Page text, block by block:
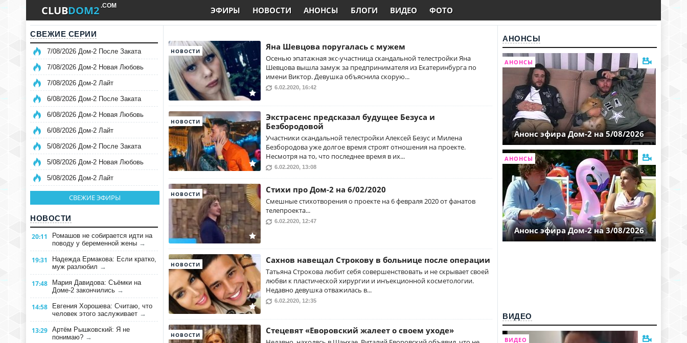
CLUBDOM2 .COM ЭФИРЫ НОВОСТИ АНОНСЫ БЛОГИ ВИДЕО ФОТО
СВЕЖИЕ СЕРИИ
7/08/2026 Дом-2 После Заката
7/08/2026 Дом-2 Новая Любовь
7/08/2026 Дом-2 Лайт
6/08/2026 Дом-2 После Заката
6/08/2026 Дом-2 Новая Любовь
6/08/2026 Дом-2 Лайт
5/08/2026 Дом-2 После Заката
5/08/2026 Дом-2 Новая Любовь
5/08/2026 Дом-2 Лайт
СВЕЖИЕ ЭФИРЫ
НОВОСТИ
20:11
Ромашов не собирается идти на
поводу у беременной жены →
19:31
Надежда Ермакова: Если кратко,
муж разлюбил →
17:48
Мария Давидова: Съёмки на
Доме-2 закончились →
14:58
Евгения Хорошева: Считаю, что
человек этого заслуживает →
13:29 Артём Рышковский: Я не
понимаю? →
НОВОСТИ Яна Шевцова поругалась с мужем
Осенью эпатажная экс-участница скандальной телестройки Яна
Шевцова вышла замуж за предпринимателя из Екатеринбурга по
имени Виктор. Девушка объяснила скорую...
6.02.2020, 16:42
НОВОСТИ
Экстрасенс предсказал будущее Безуса и
Безбородовой
Участники скандальной телестройки Алексей Безус и Милена
Безбородова уже долгое время строят отношения на проекте.
Несмотря на то, что последнее время в их...
6.02.2020, 13:08
НОВОСТИ Стихи про Дом-2 на 6/02/2020
Смешные стихотворения о проекте на 6 февраля 2020 от фанатов
телепроекта...
6.02.2020, 12:47
НОВОСТИ Сахнов навещал Строкову в больнице после операции
Татьяна Строкова любит себя совершенствовать и не скрывает своей
любви к пластической хирургии и инъекционной косметологии.
Недавно девушка отважилась в...
6.02.2020, 12:35
НОВОСТИ Стецевят «Еворовский жалеет о своем уходе»
АНОНСЫ
АНОНСЫ
Анонс эфира Дом-2 на 5/08/2026
АНОНСЫ
Анонс эфира Дом-2 на 3/08/2026
ВИДЕО
ВИДЕО